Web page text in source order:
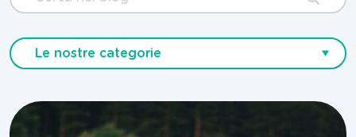
nel
Le nostre categorie